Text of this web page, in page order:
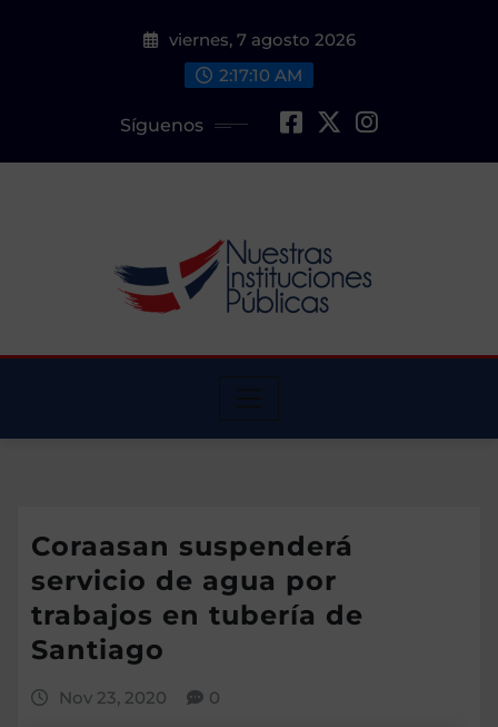
viernes, 7 agosto 2026
2:17:11 AM
Síguenos
Coraasan suspenderá
servicio de agua por
trabajos en tubería de
Santiago
Nov 23, 2020 0